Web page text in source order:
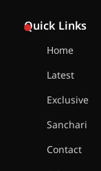
Quick Links
Home
Latest
Exclusive
Sanchari
Contact